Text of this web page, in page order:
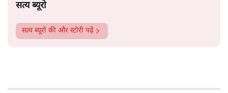
सत्य ब्यूरो
सत्य ब्यूरो की और स्टोरी पढ़ें